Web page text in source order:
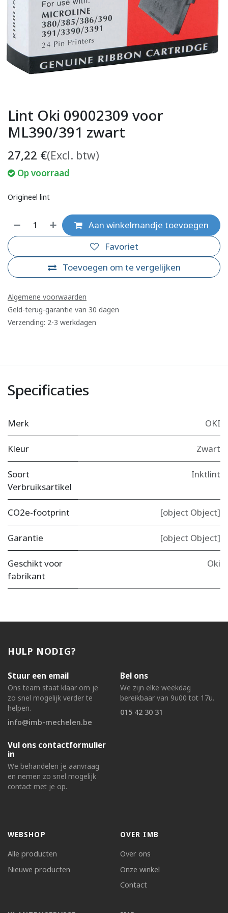
Lint Oki 09002309 voor
ML390/391 zwart
27,22 €(Excl. btw)
Op voorraad
Origineel lint
Aan winkelmandje toevoegen
Toevoegen om te vergelijken
Favoriet
Algemene voorwaarden
Geld-terug-garantie van 30 dagen
Verzending: 2-3 werkdagen
Specificaties
Merk OKI
Kleur Zwart
Soort
Verbruiksartikel
Inktlint
CO2e-footprint [object Object]
Garantie [object Object]
Geschikt voor
fabrikant
Oki
HULP NODIG?
Stuur een email
Ons team staat klaar om je
zo snel mogelijk verder te
helpen.
info@imb-mechelen.be
Bel ons
We zijn elke weekdag
bereikbaar van 9u00 tot 17u.
015 42 30 31
Vul ons contactformulier
in
We behandelen je aanvraag
en nemen zo snel mogelijk
contact met je op.
WEBSHOP
Alle producten
Nieuwe producten
OVER IMB
Over ons
Onze winkel
Contact